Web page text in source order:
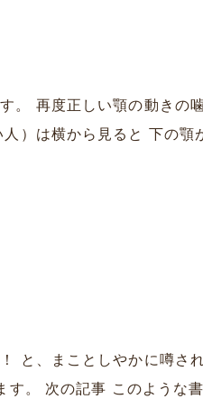
。 再度正しい顎の動きの
人）は横から見ると 下の
と、まことしやかに噂さ
す。 次の記事 このような